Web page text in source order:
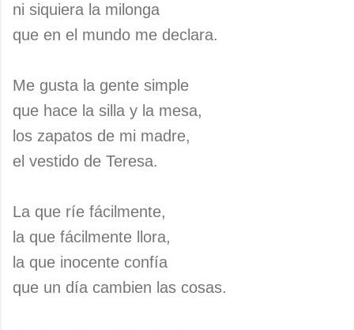
ni siquiera la milonga
que en el mundo me declara.
Me gusta la gente simple
que hace la silla y la mesa,
los zapatos de mi madre,
el vestido de Teresa.
La que ríe fácilmente,
la que fácilmente llora,
la que inocente confía
que un día cambien las cosas.